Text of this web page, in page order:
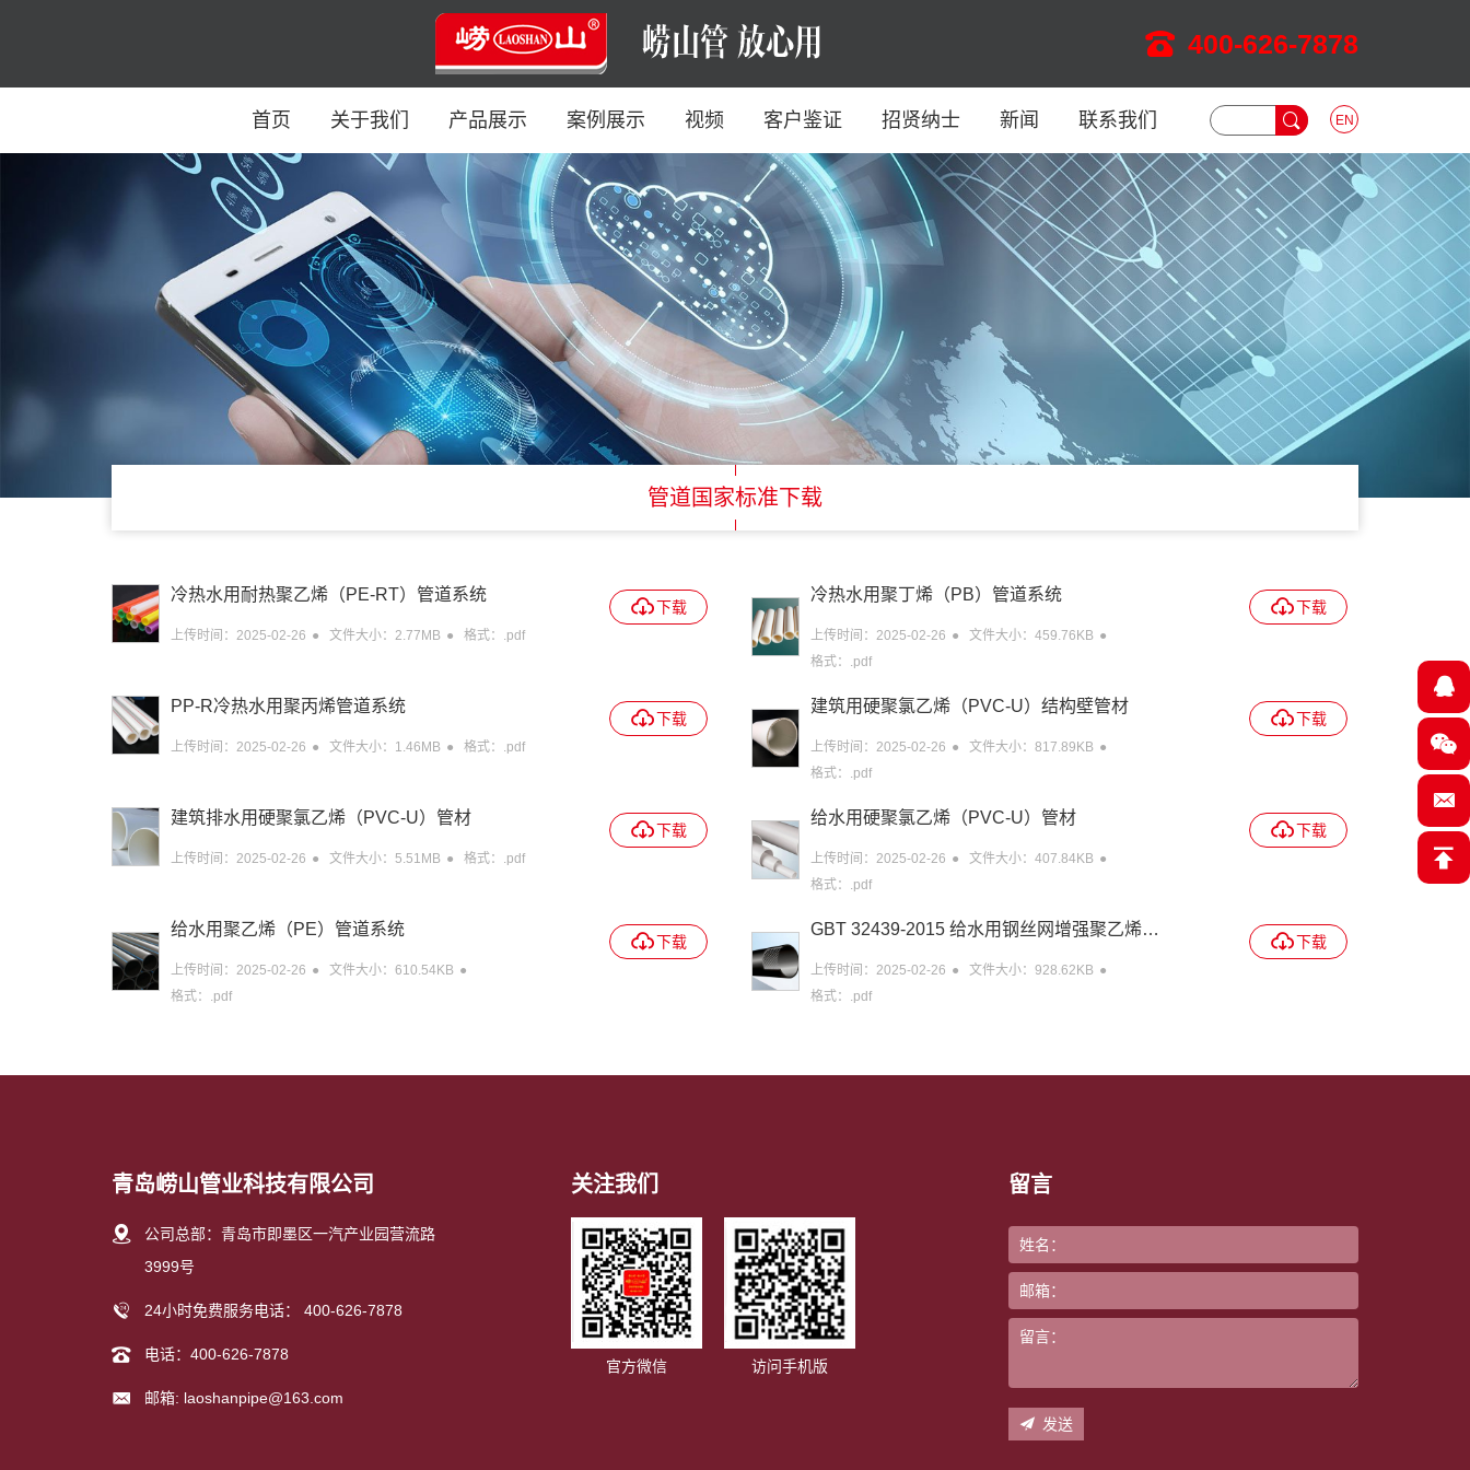
400-626-7878
EN
首页 关于我们 产品展示 案例展示 视频 客户鉴证 招贤纳士 新闻 联系我们
管道国家标准下载
冷热水用耐热聚乙烯（PE-RT）管道系统
上传时间：2025-02-26 文件大小：2.77MB 格式：.pdf
下载
冷热水用聚丁烯（PB）管道系统
上传时间：2025-02-26
文件大小：459.76KB
格式：.pdf
下载
PP-R冷热水用聚丙烯管道系统
上传时间：2025-02-26 文件大小：1.46MB 格式：.pdf
下载
建筑用硬聚氯乙烯（PVC-U）结构壁管材
上传时间：2025-02-26
文件大小：817.89KB
格式：.pdf
下载
建筑排水用硬聚氯乙烯（PVC-U）管材
上传时间：2025-02-26 文件大小：5.51MB 格式：.pdf
下载
给水用硬聚氯乙烯（PVC-U）管材
上传时间：2025-02-26
文件大小：407.84KB
格式：.pdf
下载
给水用聚乙烯（PE）管道系统
上传时间：2025-02-26
文件大小：610.54KB
格式：.pdf
下载
GBT 32439-2015 给水用钢丝网增强聚乙烯复
合管道
上传时间：2025-02-26
文件大小：928.62KB
格式：.pdf
下载
青岛崂山管业科技有限公司
公司总部：青岛市即墨区一汽产业园营流路
3999号
24小时免费服务电话： 400-626-7878
电话： 400-626-7878
邮箱: laoshanpipe@163.com
关注我们
官方微信 访问手机版
留言
发送